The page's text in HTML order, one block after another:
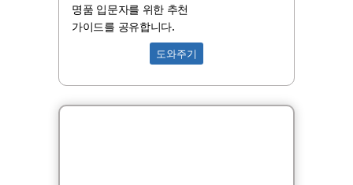
명품 입문자를 위한 추천
가이드를 공유합니다.
도와주기